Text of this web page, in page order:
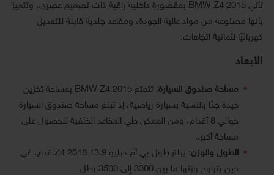
تأتي BMW Z4 2015 بمقصورة داخلية راقية ذات تصميم عصري، وتتميز
بأنها مصنوعة من مواد عالية الجودة، ومقاعد جلدية قابلة للتعديل
كهربائيًا لثمانية اتجاهات.
الأبعاد
مساحة صندوق السيارة
: تتمتع BMW Z4 2015 بمساحة تخزين
جيدة جدًا بالنسبة بسيارة رياضية، إذ تبلغ مساحة صندوق السيارة
حوالي 8 أقدام، ومن الممكن طي المقاعد الخلفية للحصول على
مساحة أكبر..
الطول والوزن
: يبلغ طول بي أم دبليو Z4 2018 13.9 قدم، في
حين يتراوح وزنها ما بين 3300 إلى 3500 رطل